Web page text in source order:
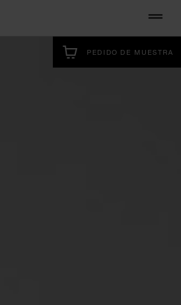
PEDIDO DE MUESTRA